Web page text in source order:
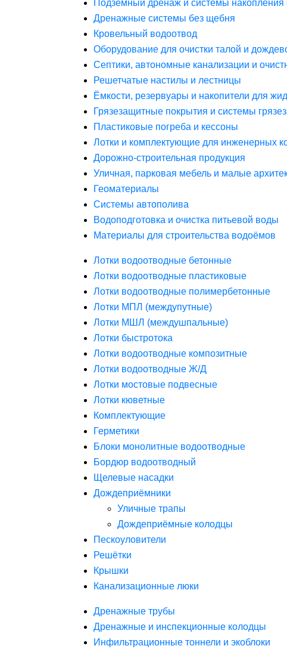
Подземный дренаж и системы накопления
Дренажные системы без щебня
Кровельный водоотвод
Оборудование для очистки талой и
Септики, автономные канализации и
Решетчатые настилы и лестницы
Ёмкости, резервуары и накопители для
Грязезащитные покрытия и системы
Пластиковые погреба и кессоны
Лотки и комплектующие для инженерных
Дорожно-строительная продукция
Уличная, парковая мебель и малые
Геоматериалы
Системы автополива
Водоподготовка и очистка питьевой воды
Материалы для строительства водоёмов
Лотки водоотводные бетонные
Лотки водоотводные пластиковые
Лотки водоотводные полимербетонные
Лотки МПЛ (междупутные)
Лотки МШЛ (междушпальные)
Лотки быстротока
Лотки водоотводные композитные
Лотки водоотводные Ж/Д
Лотки мостовые подвесные
Лотки кюветные
Комплектующие
Герметики
Блоки монолитные водоотводные
Бордюр водоотводный
Щелевые насадки
Дождеприёмники
Уличные трапы
Дождеприёмные колодцы
Пескоуловители
Решётки
Крышки
Канализационные люки
Дренажные трубы
Дренажные и инспекционные колодцы
Инфильтрационные тоннели и экоблоки